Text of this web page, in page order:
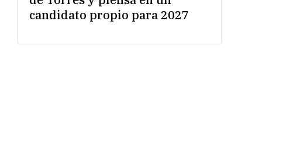
candidato propio para 2027